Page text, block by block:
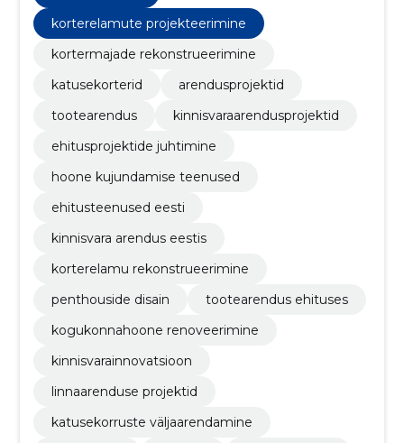
korterelamute projekteerimine
kortermajade rekonstrueerimine
katusekorterid
arendusprojektid
tootearendus
kinnisvaraarendusprojektid
ehitusprojektide juhtimine
hoone kujundamise teenused
ehitusteenused eesti
kinnisvara arendus eestis
korterelamu rekonstrueerimine
penthouside disain
tootearendus ehituses
kogukonnahoone renoveerimine
kinnisvarainnovatsioon
linnaarenduse projektid
katusekorruste väljaarendamine